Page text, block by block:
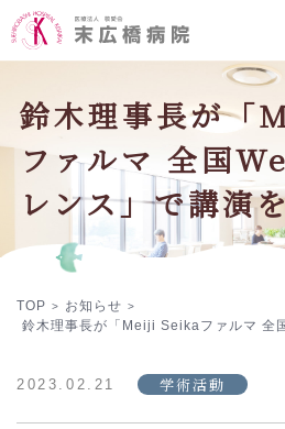
ご挨拶
病院概要
交通アクセス
フロア案内
関連施設
院内の活動・取り組み
当院の医療について詳しく知りたい方
外来・入院案内
精神科外来
内科外来
入院のご案内
診療科・部門
医師
デイケアセンター「ねむの木」
お知らせ
採用情報
鈴木理事長が
ファルマ 全国
レンス」で講演
TOP > お知らせ >
鈴木理事長が「Meiji Seikaファルマ 全
2023.02.21 学術活動